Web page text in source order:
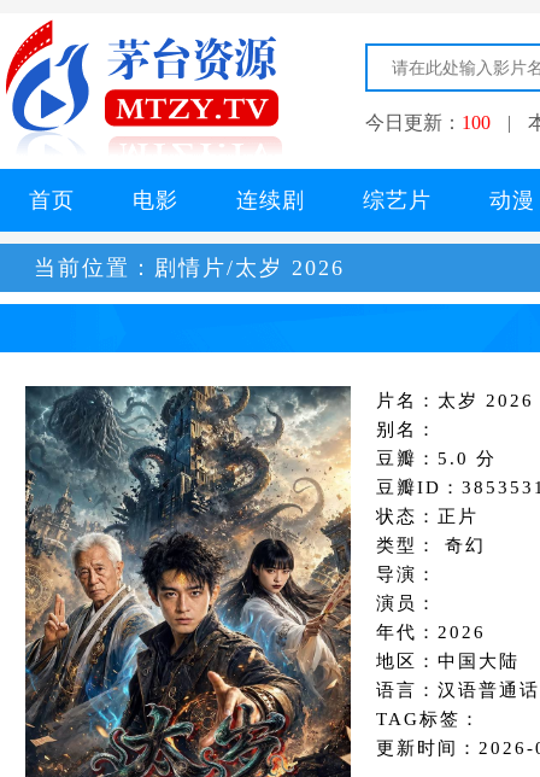
今日更新： 100 |
首页 电影 连续剧 综艺片 动漫
当前位置： 剧情片/太岁 2026
片名：太岁 2026
别名：
豆瓣：5.0 分
豆瓣ID：
状态：正片
类型： 奇幻
导演：
演员：
年代：2026
地区：中国大陆
语言：汉语普通话
TAG标签：
更新时间：